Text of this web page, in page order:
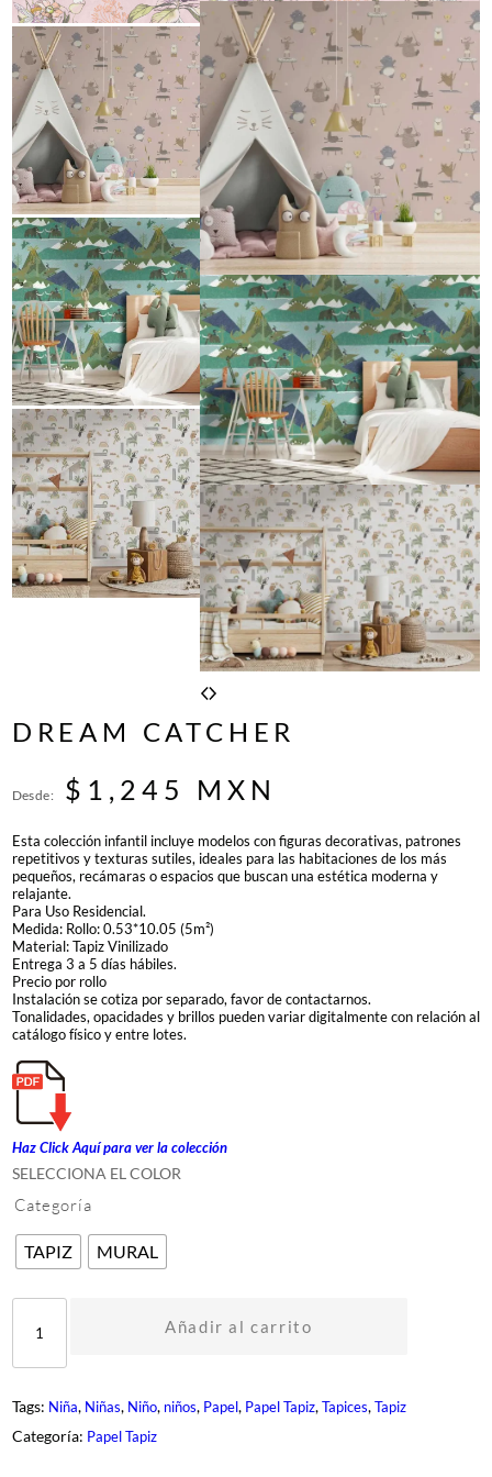
DREAM CATCHER
Desde: $ 1,245 MXN
Esta colección infantil incluye modelos con figuras decorativas, patrones
repetitivos y texturas sutiles, ideales para las habitaciones de los más
pequeños, recámaras o espacios que buscan una estética moderna y
relajante.
Para Uso Residencial.
Medida: Rollo: 0.53*10.05 (5m²)
Material: Tapiz Vinilizado
Entrega 3 a 5 días hábiles.
Precio por rollo
Instalación se cotiza por separado, favor de contactarnos.
Tonalidades, opacidades y brillos pueden variar digitalmente con relación al
catálogo físico y entre lotes.
Haz Click Aquí para ver la colección
SELECCIONA EL COLOR
Categoría
TAPIZ MURAL
D
A
T
C
Añadir al carrito
Tags: Niña, Niñas, Niño, niños, Papel, Papel Tapiz, Tapices, Tapiz
Categoría: Papel Tapiz